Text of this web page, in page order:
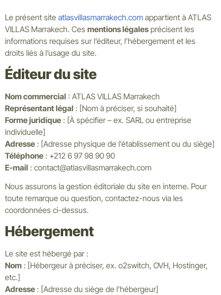
Le présent site atlasvillasmarrakech.com appartient à ATLAS
VILLAS Marrakech. Ces mentions légales précisent les
informations requises sur l’éditeur, l’hébergement et les
droits liés à l’usage du site.
Éditeur du site
Nom commercial : ATLAS VILLAS Marrakech
Représentant légal : [Nom à préciser, si souhaité]
Forme juridique : [À spécifier – ex. SARL ou entreprise
individuelle]
Adresse : [Adresse physique de l’établissement ou du siège]
Téléphone : +212 6 97 98 90 90
E-mail : contact@atlasvillasmarrakech.com
Nous assurons la gestion éditoriale du site en interne. Pour
toute remarque ou question, contactez-nous via les
coordonnées ci-dessus.
Hébergement
Le site est hébergé par :
Nom : [Hébergeur à préciser, ex. o2switch, OVH, Hostinger,
etc.]
Adresse : [Adresse du siège de l’hébergeur]